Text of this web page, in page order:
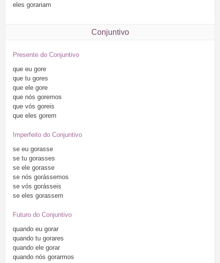
eles gorariam
Conjuntivo
Presente do Conjuntivo
que eu gore
que tu gores
que ele gore
que nós goremos
que vós goreis
que eles gorem
Imperfeito do Conjuntivo
se eu gorasse
se tu gorasses
se ele gorasse
se nós gorássemos
se vós gorásseis
se eles gorassem
Futuro do Conjuntivo
quando eu gorar
quando tu gorares
quando ele gorar
quando nós gorarmos